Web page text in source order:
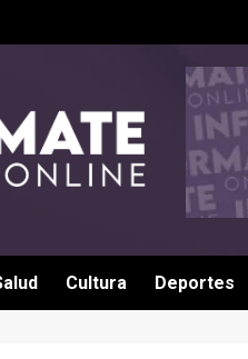
Cultura Deportes